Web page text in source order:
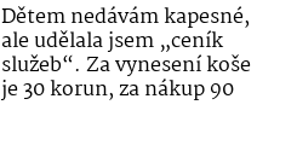
Dětem nedávám kapesné,
ale udělala jsem „ceník
služeb“. Za vynesení koše
je 30 korun, za nákup 90